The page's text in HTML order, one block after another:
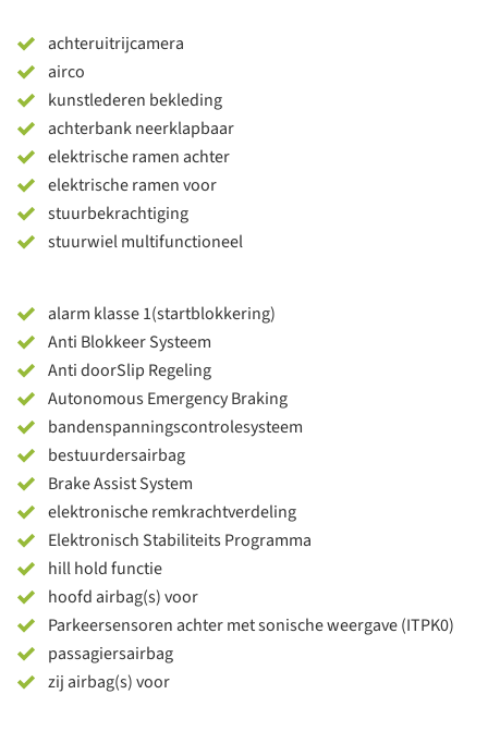
achteruitrijcamera
airco
kunstlederen bekleding
achterbank neerklapbaar
elektrische ramen achter
elektrische ramen voor
stuurbekrachtiging
stuurwiel multifunctioneel
alarm klasse 1(startblokkering)
Anti Blokkeer Systeem
Anti doorSlip Regeling
Autonomous Emergency Braking
bandenspanningscontrolesysteem
bestuurdersairbag
Brake Assist System
elektronische remkrachtverdeling
Elektronisch Stabiliteits Programma
hill hold functie
hoofd airbag(s) voor
Parkeersensoren achter met sonische weergave (ITPK0)
passagiersairbag
zij airbag(s) voor